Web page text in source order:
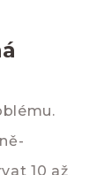
10 až